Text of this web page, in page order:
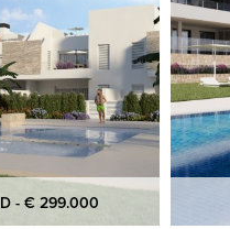
- € 299.000